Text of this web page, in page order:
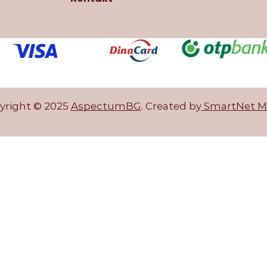
© 2025 AspectumBG. Created by SmartNet